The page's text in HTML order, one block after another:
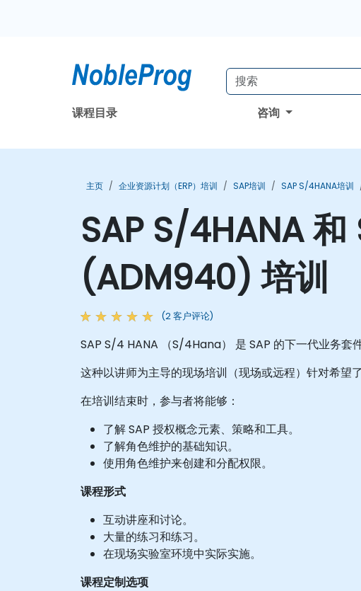
课程目录 咨询
主页 企业资源计划（ERP）培训 SAP培训 SAP S/4HANA培训
SAP S/4HANA
(ADM940) 培训
(2 客户评论)
SAP S/4 HANA （S/4Hana） 是 SAP 的下一代业务套
这种以讲师为主导的现场培训（现场或远程）针对希望
在培训结束时，参与者将能够：
了解 SAP 授权概念元素、策略和工具。
了解角色维护的基础知识。
使用角色维护来创建和分配权限。
课程形式
互动讲座和讨论。
大量的练习和练习。
在现场实验室环境中实际实施。
课程定制选项